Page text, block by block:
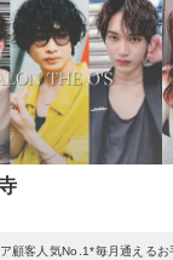
顧客人気No.1*毎月通える